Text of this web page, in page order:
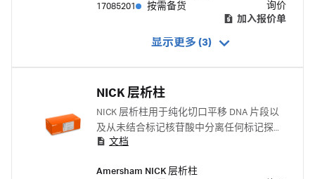
17085201
按需备货
询价
加入报价单
显示更多 (3)
NICK 层析柱
NICK 层析柱用于纯化切口平移 DNA 片段以
及从未结合标记核苷酸中分离任何标记探
针。文档
Amersham NICK 层析柱